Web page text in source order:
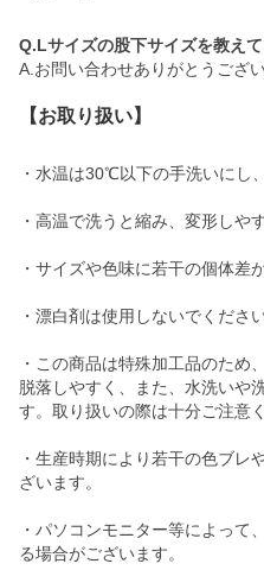
Q.Lサイズの股下サイズを教えて
A.お問い合わせありがとうござ
【お取り扱い】
・水温は30℃以下の手洗いにし
・高温で洗うと縮み、変形しや
・サイズや色味に若干の個体差
・漂白剤は使用しないでください
・この商品は特殊加工品のため
脱落しやすく、また、水洗いや
す。取り扱いの際は十分ご注意
・生産時期により若干の色ブレ
ざいます。
・パソコンモニター等によって
る場合がございます。